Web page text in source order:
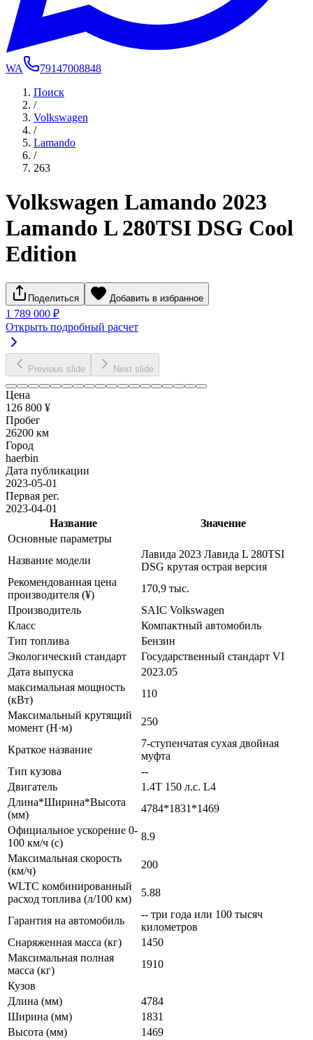
WA
79147008848
Поиск
/
Volkswagen
/
Lamando
/
263
Volkswagen Lamando 2023
Lamando L 280TSI DSG Cool
Edition
Поделиться Добавить в избранное
1 789 000 ₽
Открыть подробный расчет
Previous slide Next slide
Цена
126 800 ¥
Пробег
26200 км
Город
haerbin
Дата публикации
2023-05-01
Первая рег.
2023-04-01
Название
Значение
Основные параметры
Название модели
Лавида 2023 Лавида L 280TSI
DSG крутая острая версия
Рекомендованная цена
производителя (¥)
170,9 тыс.
Производитель
SAIC Volkswagen
Класс
Компактный автомобиль
Тип топлива
Бензин
Экологический стандарт
Государственный стандарт VI
Дата выпуска
2023.05
максимальная мощность
(кВт)
110
Максимальный крутящий
момент (Н·м)
250
Краткое название
7-ступенчатая сухая двойная
муфта
Тип кузова
--
Двигатель
1.4T 150 л.с. L4
Длина*Ширина*Высота
(мм)
4784*1831*1469
Официальное ускорение 0-
100 км/ч (с)
8.9
Максимальная скорость
(км/ч)
200
WLTC комбинированный
расход топлива (л/100 км)
5.88
Гарантия на автомобиль
-- три года или 100 тысяч
километров
Снаряженная масса (кг)
1450
Максимальная полная
масса (кг)
1910
Кузов
Длина (мм)
4784
Ширина (мм)
1831
Высота (мм)
1469